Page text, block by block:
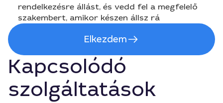
rendelkezésre állást, és vedd fel a megfelelő
szakembert, amikor készen állsz rá
Elkezdem
Kapcsolódó
szolgáltatások